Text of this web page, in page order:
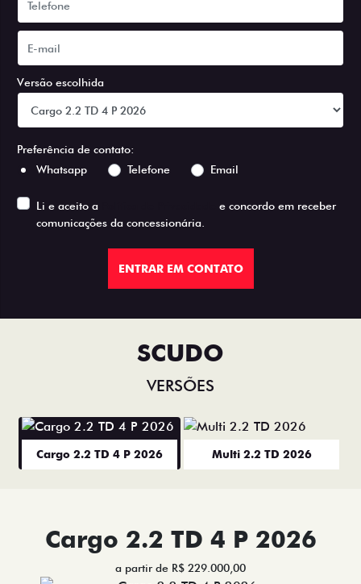
Versão escolhida
Preferência de contato:
Whatsapp
Telefone Email
Li e aceito a
e concordo em receber
comunicações da concessionária.
ENTRAR EM CONTATO
SCUDO
VERSÕES
Cargo 2.2 TD 4 P 2026 Multi 2.2 TD 2026
Cargo 2.2 TD 4 P 2026
a partir de R$ 229.000,00